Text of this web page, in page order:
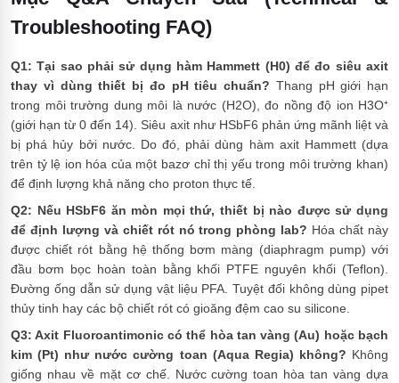
Troubleshooting FAQ)
Q1: Tại sao phải sử dụng hàm Hammett (H0) để đo siêu axit
thay vì dùng thiết bị đo pH tiêu chuẩn? Thang pH giới hạn
trong môi trường dung môi là nước (H2O), đo nồng độ ion H3O⁺
(giới hạn từ 0 đến 14). Siêu axit như HSbF6 phản ứng mãnh liệt và
bị phá hủy bởi nước. Do đó, phải dùng hàm axit Hammett (dựa
trên tỷ lệ ion hóa của một bazơ chỉ thị yếu trong môi trường khan)
để định lượng khả năng cho proton thực tế.
Q2: Nếu HSbF6 ăn mòn mọi thứ, thiết bị nào được sử dụng
để định lượng và chiết rót nó trong phòng lab? Hóa chất này
được chiết rót bằng hệ thống bơm màng (diaphragm pump) với
đầu bơm bọc hoàn toàn bằng khối PTFE nguyên khối (Teflon).
Đường ống dẫn sử dụng vật liệu PFA. Tuyệt đối không dùng pipet
thủy tinh hay các bộ chiết rót có gioăng đệm cao su silicone.
Q3: Axit Fluoroantimonic có thể hòa tan vàng (Au) hoặc bạch
kim (Pt) như nước cường toan (Aqua Regia) không? Không
giống nhau về mặt cơ chế. Nước cường toan hòa tan vàng dựa